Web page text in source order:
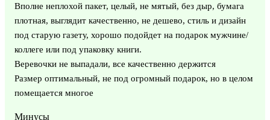
Вполне неплохой пакет, целый, не мятый, без дыр, бумага
плотная, выглядит качественно, не дешево, стиль и дизайн
под старую газету, хорошо подойдет на подарок мужчине/
коллеге или под упаковку книги.
Веревочки не выпадали, все качественно держится
Размер оптимальный, не под огромный подарок, но в целом
помещается многое
Минусы